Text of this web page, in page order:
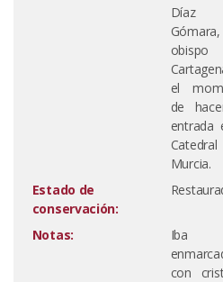
Gómara,
el
de
entrada
Murcia.
Estado de
conservación:
Notas:
Iba
con